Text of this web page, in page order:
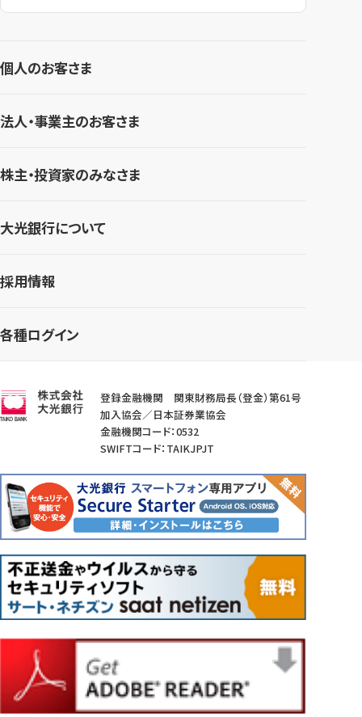
個人のお客さま
法人・事業主のお客さま
株主・投資家のみなさま
大光銀行について
採用情報
各種ログイン
登録金融機関 関東財務局長（登金）第61号
加入協会／日本証券業協会
金融機関コード：0532
SWIFTコード：TAIKJPJT